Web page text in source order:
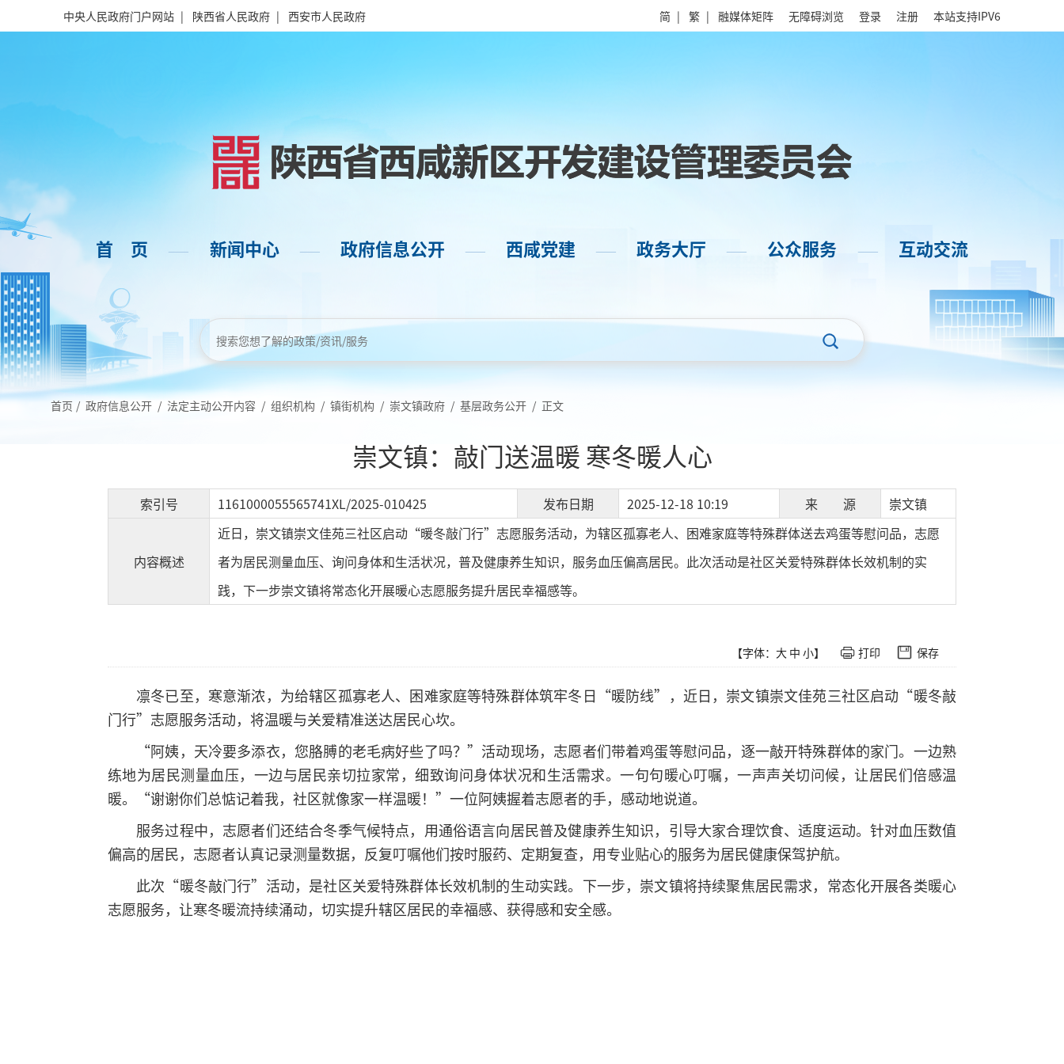
中央人民政府门户网站 | 陕西省人民政府 | 西安市人民政府 简 | 繁 | 融媒体矩阵 无障碍浏览 登录 注册 本站支持IPV6
首 页 —— 新闻中心 —— 政府信息公开 —— 西咸党建 —— 政务大厅 —— 公众服务 —— 互动交流
首页 / 政府信息公开 / 法定主动公开内容 / 组织机构 / 镇街机构 / 崇文镇政府 / 基层政务公开 / 正文
崇文镇：敲门送温暖 寒冬暖人心
索引号 1161000055565741XL/2025-010425 发布日期 2025-12-18 10:19 来 源 崇文镇
内容概述
近日，崇文镇崇文佳苑三社区启动“暖冬敲门行”志愿服务活动，为辖区孤寡老人、困难家庭等特殊群体送去鸡蛋等慰问品，志愿
者为居民测量血压、询问身体和生活状况，普及健康养生知识，服务血压偏高居民。此次活动是社区关爱特殊群体长效机制的实
践，下一步崇文镇将常态化开展暖心志愿服务提升居民幸福感等。
【字体： 大 中 小】 打印 保存
凛冬已至，寒意渐浓，为给辖区孤寡老人、困难家庭等特殊群体筑牢冬日“暖防线”，近日，崇文镇崇文佳苑三社区启动“暖冬敲
门行”志愿服务活动，将温暖与关爱精准送达居民心坎。
“阿姨，天冷要多添衣，您胳膊的老毛病好些了吗？”活动现场，志愿者们带着鸡蛋等慰问品，逐一敲开特殊群体的家门。一边熟
练地为居民测量血压，一边与居民亲切拉家常，细致询问身体状况和生活需求。一句句暖心叮嘱，一声声关切问候，让居民们倍感温
暖。“谢谢你们总惦记着我，社区就像家一样温暖！”一位阿姨握着志愿者的手，感动地说道。
服务过程中，志愿者们还结合冬季气候特点，用通俗语言向居民普及健康养生知识，引导大家合理饮食、适度运动。针对血压数值
偏高的居民，志愿者认真记录测量数据，反复叮嘱他们按时服药、定期复查，用专业贴心的服务为居民健康保驾护航。
此次“暖冬敲门行”活动，是社区关爱特殊群体长效机制的生动实践。下一步，崇文镇将持续聚焦居民需求，常态化开展各类暖心
志愿服务，让寒冬暖流持续涌动，切实提升辖区居民的幸福感、获得感和安全感。